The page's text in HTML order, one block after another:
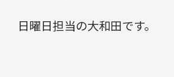
日曜日担当の大和田です。